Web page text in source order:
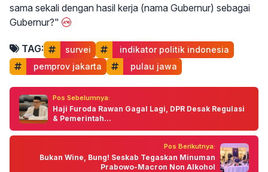
sama sekali dengan hasil kerja (nama Gubernur) sebagai
Gubernur?"
TAG: survei
indikator politik indonesia
pemprov jakarta
pulau jawa
Pos Sebelumnya:
Haji Furoda Rawan Gagal Lagi, DPR Desak Regulasi
& Pemerintah...
Pos Berikutnya:
Bukan Wine, Bung! Seskab Tegaskan Minuman
Prabowo-Macron Non Alkohol